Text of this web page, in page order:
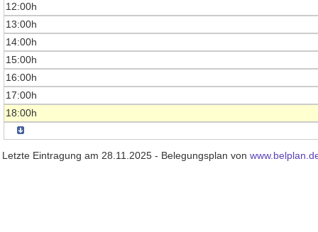
12:00h
13:00h
14:00h
15:00h
16:00h
17:00h
18:00h
Letzte Eintragung am 28.11.2025 - Belegungsplan von